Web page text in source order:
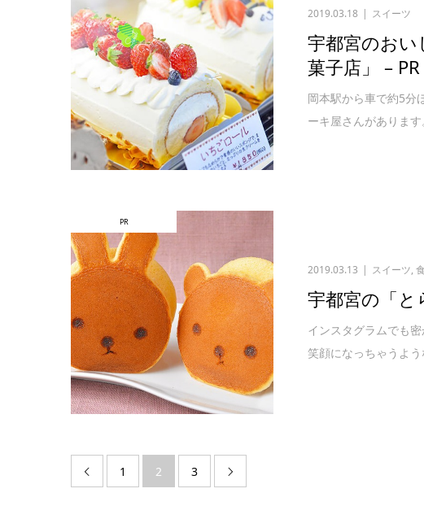
2019.03.18 スイーツ
宇都宮のお
菓子店」 – PR
岡本駅から車で約5分
ーキ屋さんがありま
PR
2019.03.13 スイーツ,
宇都宮の「と
インスタグラムでも
笑顔になっちゃうよ
 1 2 3 